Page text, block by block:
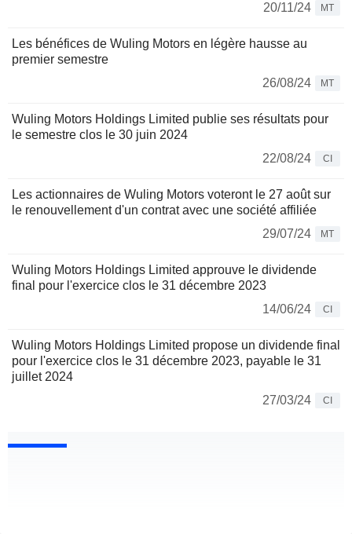
20/11/24
MT
Les bénéfices de Wuling Motors en légère hausse au
premier semestre
26/08/24
MT
Wuling Motors Holdings Limited publie ses résultats pour
le semestre clos le 30 juin 2024
22/08/24
CI
Les actionnaires de Wuling Motors voteront le 27 août sur
le renouvellement d'un contrat avec une société affiliée
29/07/24
MT
Wuling Motors Holdings Limited approuve le dividende
final pour l'exercice clos le 31 décembre 2023
14/06/24
CI
Wuling Motors Holdings Limited propose un dividende final
pour l'exercice clos le 31 décembre 2023, payable le 31
juillet 2024
27/03/24
CI